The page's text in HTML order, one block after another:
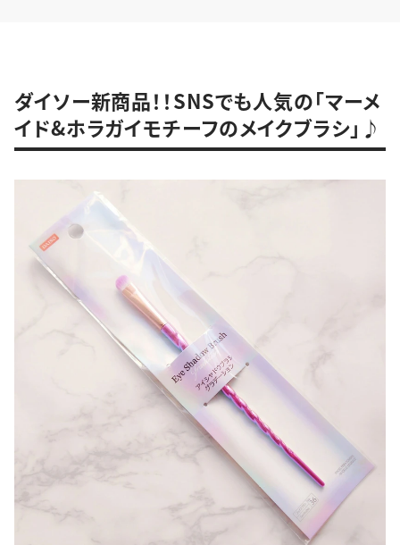
ダイソー新商品！！SNSでも人気の「マーメ
イド&ホラガイモチーフのメイクブラシ」♪